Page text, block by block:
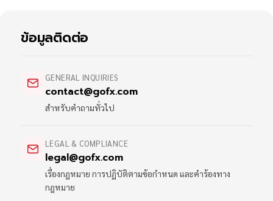
ข้อมูลติดต่อ
GENERAL INQUIRIES
contact@gofx.com
สำหรับคำถามทั่วไป
LEGAL & COMPLIANCE
legal@gofx.com
เรื่องกฎหมาย การปฏิบัติตามข้อกำหนด และคำร้องทาง
กฎหมาย